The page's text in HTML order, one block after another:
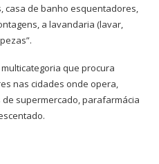
casa de banho esquentadores,
a lavandaria (lavar,
que procura
nas cidades onde opera,
supermercado, parafarmácia